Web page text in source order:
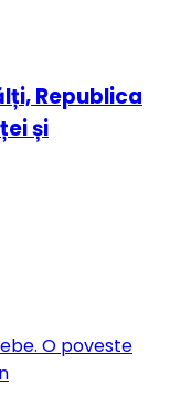
Republica
și
O poveste